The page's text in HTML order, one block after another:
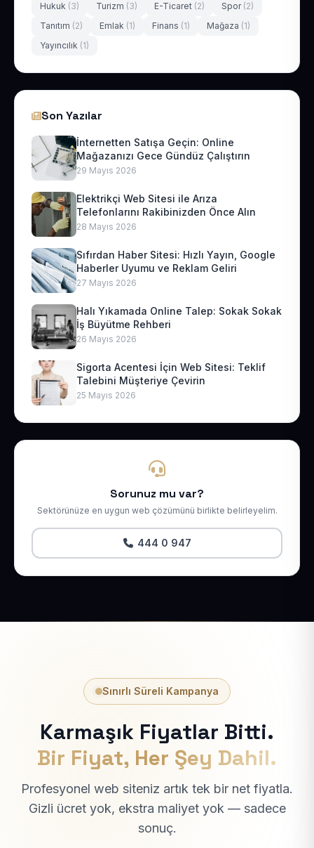
Hukuk (3) Turizm (3) E-Ticaret (2) Spor (2)
Tanıtım (2) Emlak (1) Finans (1) Mağaza (1)
Yayıncılık (1)
Son Yazılar
İnternetten Satışa Geçin: Online
Mağazanızı Gece Gündüz Çalıştırın
29 Mayıs 2026
Elektrikçi Web Sitesi ile Arıza
Telefonlarını Rakibinizden Önce Alın
28 Mayıs 2026
Sıfırdan Haber Sitesi: Hızlı Yayın, Google
Haberler Uyumu ve Reklam Geliri
27 Mayıs 2026
Halı Yıkamada Online Talep: Sokak Sokak
İş Büyütme Rehberi
26 Mayıs 2026
Sigorta Acentesi İçin Web Sitesi: Teklif
Talebini Müşteriye Çevirin
25 Mayıs 2026
Sorunuz mu var?
Sektörünüze en uygun web çözümünü birlikte belirleyelim.
444 0 947
Sınırlı Süreli Kampanya
Karmaşık Fiyatlar Bitti.
Bir Fiyat, Her Şey Dahil.
Profesyonel web siteniz artık tek bir net fiyatla.
Gizli ücret yok, ekstra maliyet yok — sadece
sonuç.